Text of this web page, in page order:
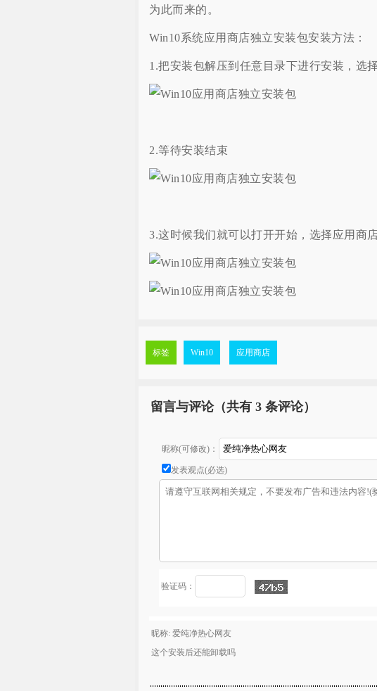
为此而来的。
Win10系统应用商店独立安装包安装方法：
1.把安装包解压到任意目录下进行安装，选
2.等待安装结束
3.这时候我们就可以打开开始，选择应用商
标签 Win10 应用商店
留言与评论（共有 3 条评论）
昵称(可修改)：
发表观点(必选)
验证码：
昵称: 爱纯净热心网友
这个安装后还能卸载吗